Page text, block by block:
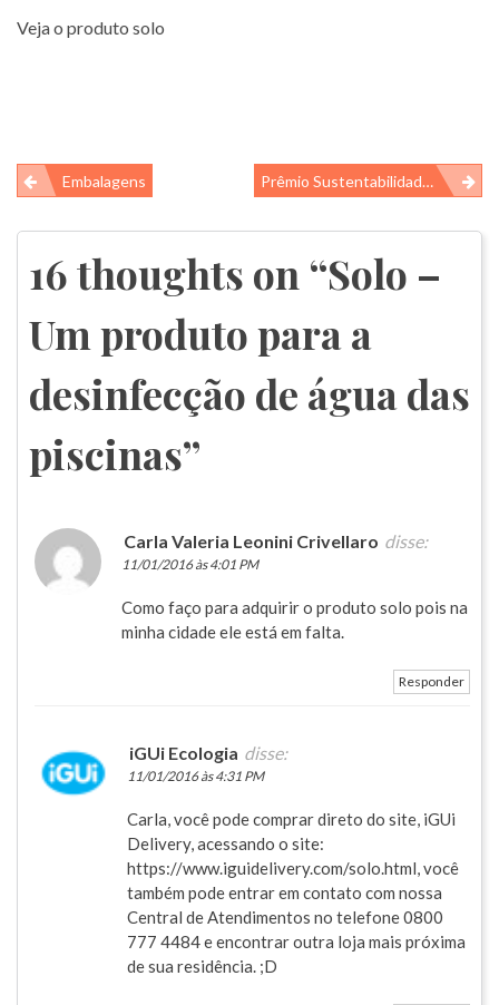
Veja o produto solo
Navegação
de
Post
Embalagens Prêmio Sustentabilidade ABF: IGUi Vencedora Em 2 Categorias.
16 thoughts on “Solo –
Um produto para a
desinfecção de água das
piscinas”
Carla Valeria Leonini Crivellaro disse:
11/01/2016 às 4:01 PM
Como faço para adquirir o produto solo pois na
minha cidade ele está em falta.
Responder
iGUi Ecologia disse:
11/01/2016 às 4:31 PM
Carla, você pode comprar direto do site, iGUi
Delivery, acessando o site:
https://www.iguidelivery.com/solo.html, você
também pode entrar em contato com nossa
Central de Atendimentos no telefone 0800
777 4484 e encontrar outra loja mais próxima
de sua residência. ;D